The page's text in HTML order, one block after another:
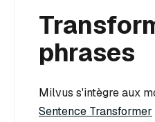
phrases
Milvus s'intègre aux
Sentence Transformer